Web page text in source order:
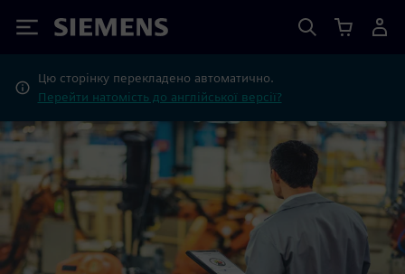
Siemens
Цю сторінку перекладено автоматично.
Перейти натомість до англійської версії?